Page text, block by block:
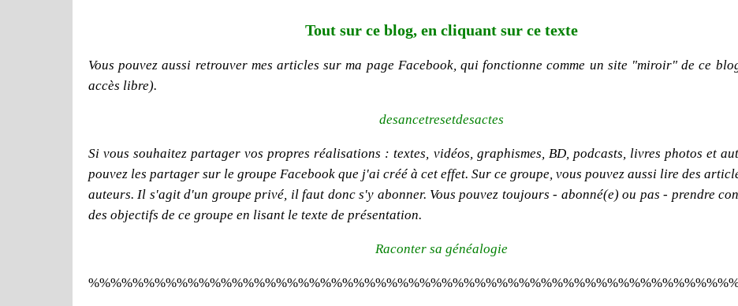
Tout sur ce blog, en cliquant sur ce texte
Vous pouvez aussi retrouver mes articles sur ma page Facebook, qui fonctionne comme un site "miroir" de ce
accès libre).
desancetresetdesactes
Si vous souhaitez partager vos propres réalisations : textes, vidéos, graphismes, BD, podcasts, livres photos et
pouvez les partager sur le groupe Facebook que j'ai créé à cet effet. Sur ce groupe, vous pouvez aussi lire des
auteurs. Il s'agit d'un groupe privé, il faut donc s'y abonner. Vous pouvez toujours - abonné(e) ou pas - prendre
des objectifs de ce groupe en lisant le texte de présentation.
Raconter sa généalogie